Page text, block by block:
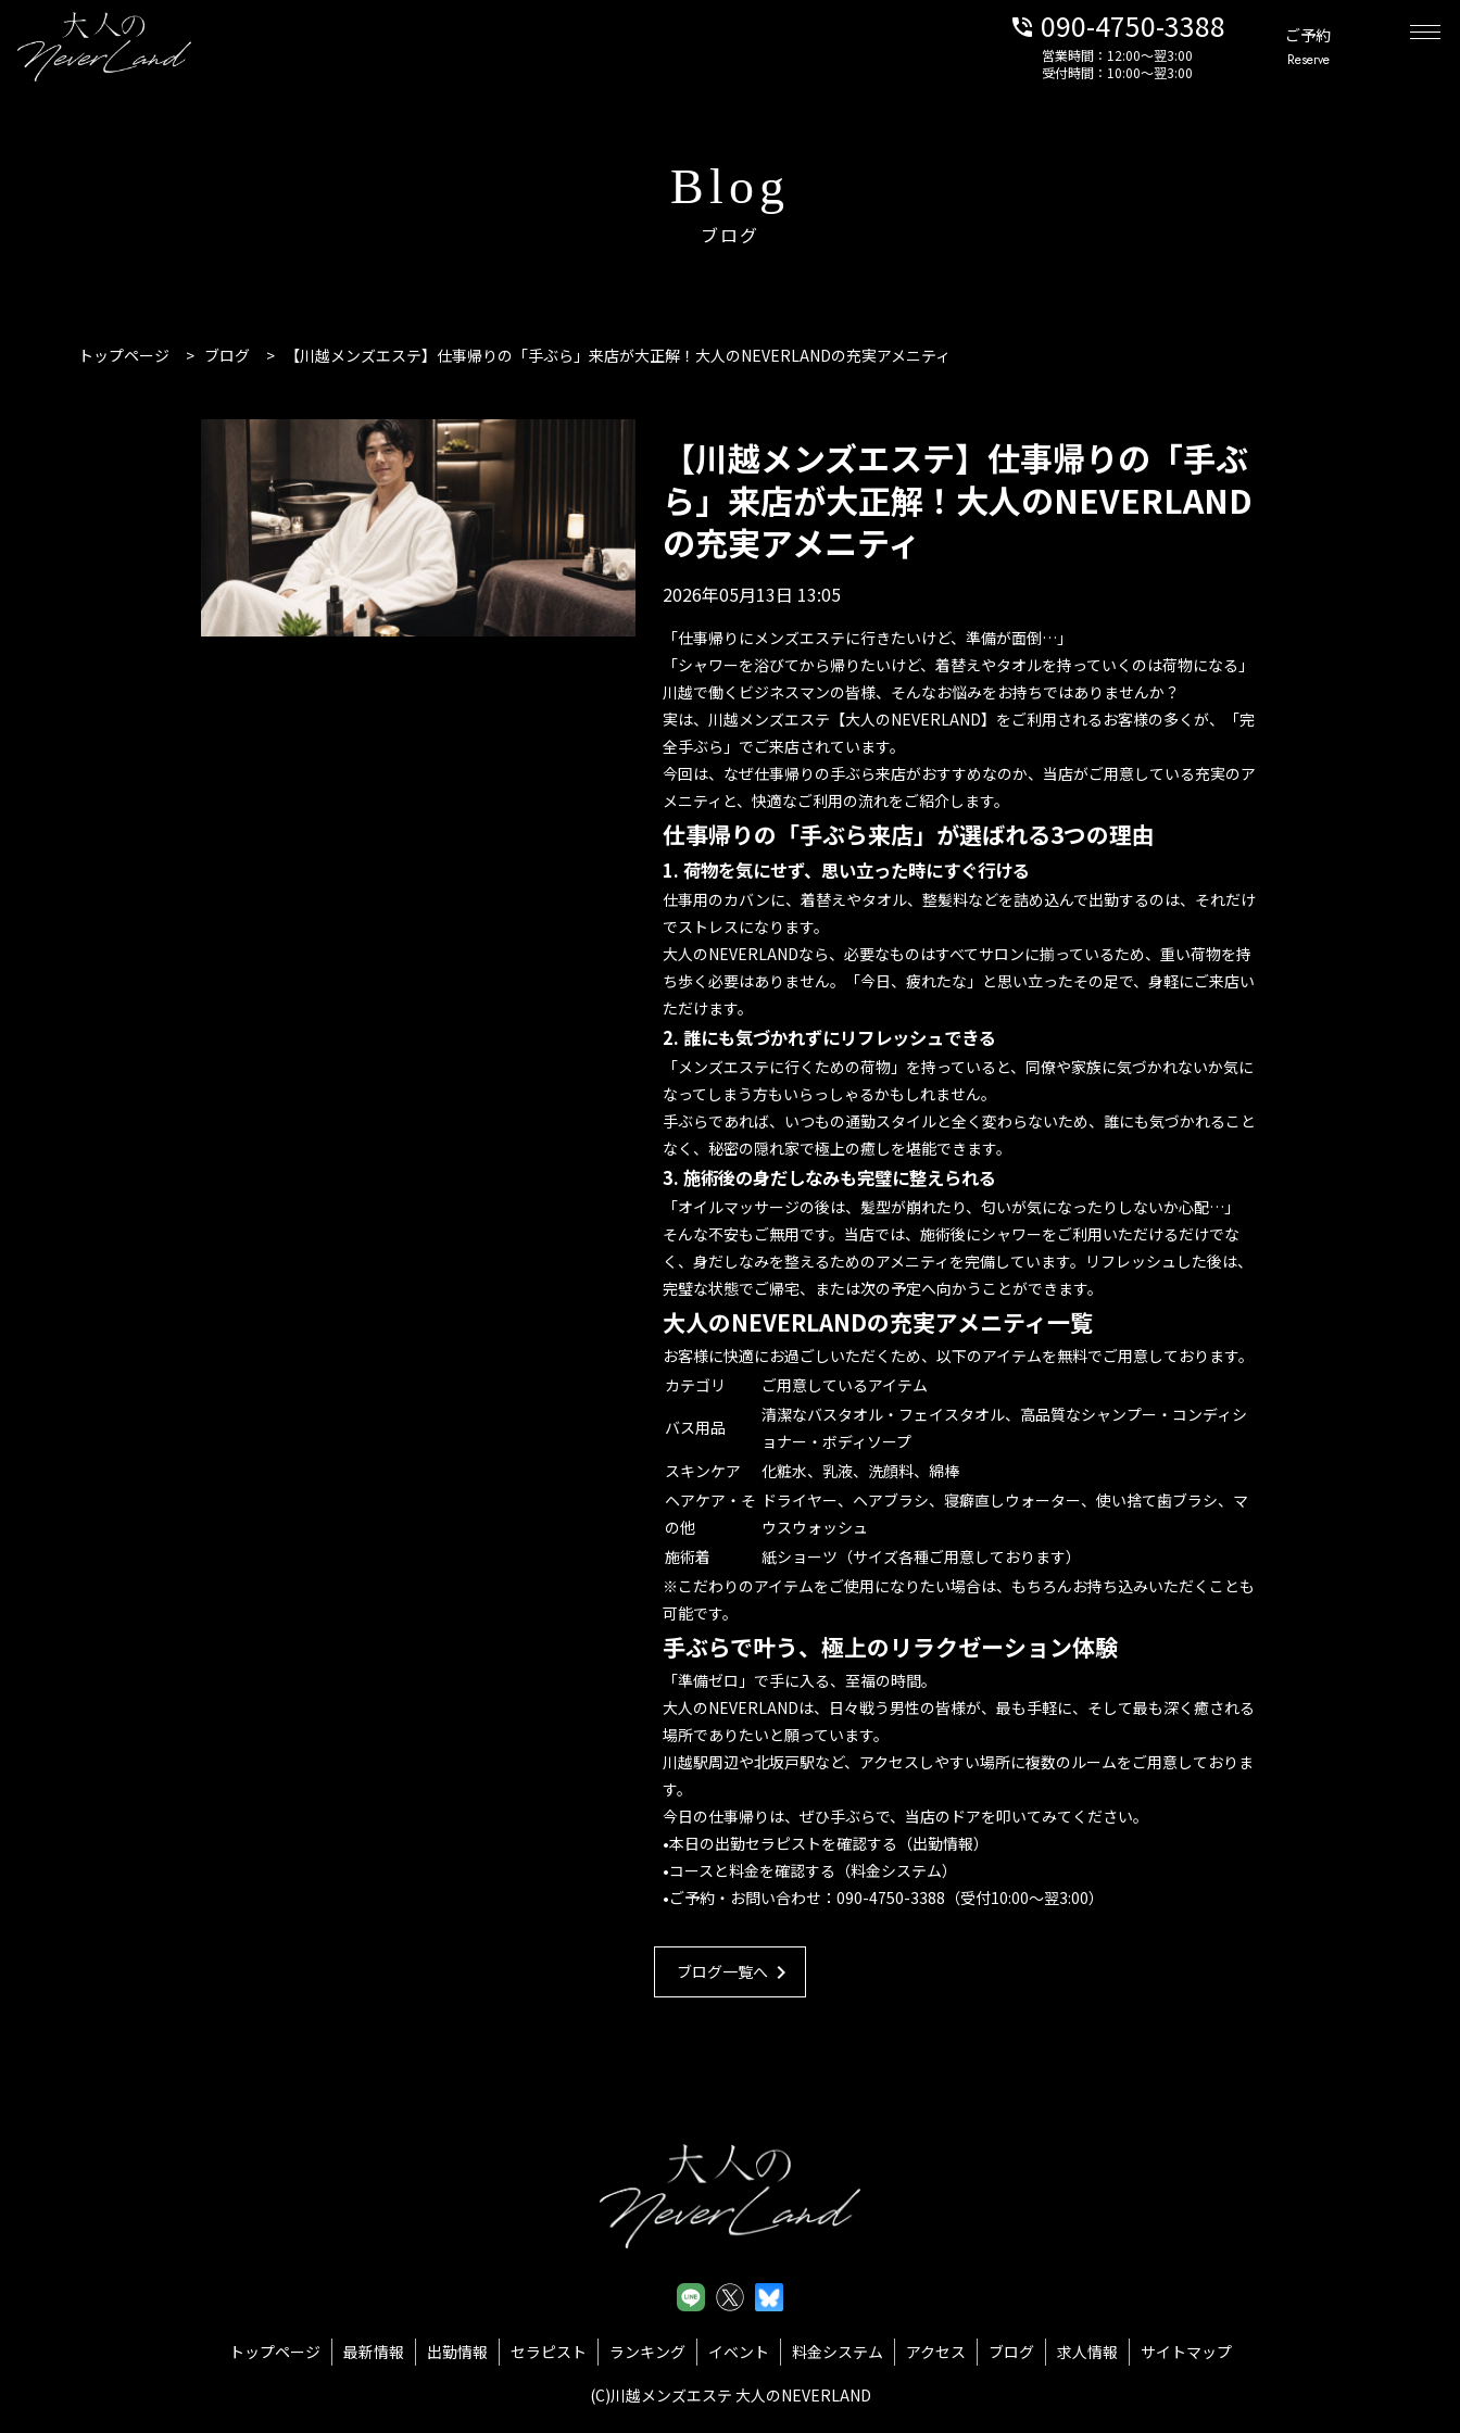
phone_in_talk 090-4750-3388
営業時間：12:00〜翌3:00
受付時間：10:00〜翌3:00
ご予約
Reserve
ブログ
Blog
トップページ > ブログ > 【川越メンズエステ】仕事帰りの「手ぶら」来店が大正解！大人のNEVERLANDの充実アメニティ
【川越メンズエステ】仕事帰りの「手ぶ
ら」来店が大正解！大人のNEVERLAND
の充実アメニティ
2026年05月13日 13:05
「仕事帰りにメンズエステに行きたいけど、準備が面倒…」
「シャワーを浴びてから帰りたいけど、着替えやタオルを持っていくのは荷物になる」
川越で働くビジネスマンの皆様、そんなお悩みをお持ちではありませんか？
実は、川越メンズエステ【大人のNEVERLAND】をご利用されるお客様の多くが、
「完
全手ぶら」 でご来店されています。
今回は、なぜ仕事帰りの手ぶら来店がおすすめなのか、当店がご用意している充実のア
メニティと、快適なご利用の流れをご紹介します。
仕事帰りの「手ぶら来店」が選ばれる3つの理由
1. 荷物を気にせず、思い立った時にすぐ行ける
仕事用のカバンに、着替えやタオル、整髪料などを詰め込んで出勤するのは、それだけ
でストレスになります。
大人のNEVERLANDなら、必要なものはすべてサロンに揃っているため、重い荷物を持
ち歩く必要はありません。「今日、疲れたな」と思い立ったその足で、身軽にご来店い
ただけます。
2. 誰にも気づかれずにリフレッシュできる
「メンズエステに行くための荷物」を持っていると、同僚や家族に気づかれないか気に
なってしまう方もいらっしゃるかもしれません。
手ぶらであれば、いつもの通勤スタイルと全く変わらないため、誰にも気づかれること
なく、秘密の隠れ家で極上の癒しを堪能できます。
3. 施術後の身だしなみも完璧に整えられる
「オイルマッサージの後は、髪型が崩れたり、匂いが気になったりしないか心配…」
そんな不安もご無用です。当店では、施術後にシャワーをご利用いただけるだけでな
く、身だしなみを整えるためのアメニティを完備しています。リフレッシュした後は、
完璧な状態でご帰宅、または次の予定へ向かうことができます。
大人のNEVERLANDの充実アメニティ一覧
お客様に快適にお過ごしいただくため、以下のアイテムを無料でご用意しております。
カテゴリ
ご用意しているアイテム
バス用品
清潔なバスタオル・フェイスタオル、高品質なシャンプー・コンディシ
ョナー・ボディソープ
スキンケア
化粧水、乳液、洗顔料、綿棒
ヘアケア・そ
の他
ドライヤー、ヘアブラシ、寝癖直しウォーター、使い捨て歯ブラシ、マ
ウスウォッシュ
施術着
紙ショーツ（サイズ各種ご用意しております）
※こだわりのアイテムをご使用になりたい場合は、もちろんお持ち込みいただくことも
可能です。
手ぶらで叶う、極上のリラクゼーション体験
「準備ゼロ」で手に入る、至福の時間。
大人のNEVERLANDは、日々戦う男性の皆様が、最も手軽に、そして最も深く癒される
場所でありたいと願っています。
川越駅周辺や北坂戸駅など、アクセスしやすい場所に複数のルームをご用意しておりま
す。
今日の仕事帰りは、ぜひ手ぶらで、当店のドアを叩いてみてください。
•本日の出勤セラピストを確認する（出勤情報）
•コースと料金を確認する（料金システム）
•ご予約・お問い合わせ ：090-4750-3388（受付10:00〜翌3:00）
ブログ一覧へ chevron_right
トップページ 最新情報 出勤情報 セラピスト ランキング イベント 料金システム アクセス ブログ 求人情報
サイトマップ
(C)川越メンズエステ 大人のNEVERLAND